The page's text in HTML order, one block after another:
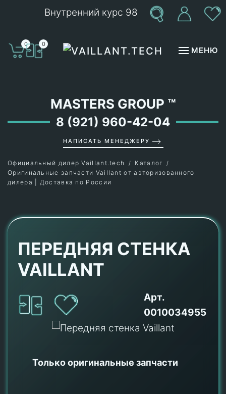
Внутренний курс 98
0 0
МЕНЮ
MASTERS GROUP ™
8 (921) 960-42-04
НАПИСАТЬ МЕНЕДЖЕРУ
Официальный дилер Vaillant.tech
Каталог
Оригинальные запчасти Vaillant от авторизованного
дилера | Доставка по России
ПЕРЕДНЯЯ СТЕНКА
VAILLANT
Арт.
0010034955
Только оригинальные запчасти